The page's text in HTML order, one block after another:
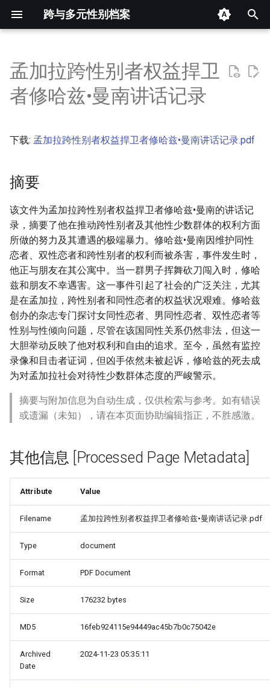
跨与多元性别档案
入
开
摘要
孟加拉跨性别者权益捍卫
者修哈兹•曼南讲话记录
下载: 孟加拉跨性别者权益捍卫者修哈兹•曼南讲话记录.pdf
摘要
该文件为孟加拉跨性别者权益捍卫者修哈兹•曼南的讲话记
录，摘要了他在推动跨性别者及其他性少数群体的权利方面
所做的努力及其遭遇的极端暴力。修哈兹•曼南因维护同性
恋者、双性恋者和跨性别者的权利而被杀害，事件发生时，
他正与朋友在其公寓中。当一群男子挥舞砍刀闯入时，修哈
兹和朋友不幸遇害。这一事件引起了社会的广泛关注，尤其
是在孟加拉，跨性别者和同性恋者的权益状况艰难。修哈兹
创办的杂志专门探讨女同性恋者、男同性恋者、双性恋者等
性别与性倾向问题，尽管在该国同性关系仍然非法，但这一
大胆举动反映了他对权利和自由的追求。至今，虽然有监控
录像和目击者证词，但凶手依然未被起诉，修哈兹的死去成
为对孟加拉社会对待性少数群体态度的严峻警示。
摘要与附加信息为自动生成，仅供检索与参考。如有错误
或遗漏（未知），请在本页面协助编辑指正，不胜感激。
其他信息 [Processed Page Metadata]
Attribute Value
Filename 孟加拉跨性别者权益捍卫者修哈兹•曼南讲话记录.pdf
Type document
Format PDF Document
Size 176232 bytes
MD5 16feb924115e94449ac45b7b0c75042e
Archived
Date
2024-11-23 05:35:11